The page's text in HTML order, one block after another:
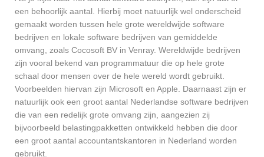
een behoorlijk aantal. Hierbij moet natuurlijk wel onderscheid
gemaakt worden tussen hele grote wereldwijde software
bedrijven en lokale software bedrijven van gemiddelde
omvang, zoals Cocosoft BV in Venray. Wereldwijde bedrijven
zijn vooral bekend van programmatuur die op hele grote
schaal door mensen over de hele wereld wordt gebruikt.
Voorbeelden hiervan zijn Microsoft en Apple. Daarnaast zijn er
natuurlijk ook een groot aantal Nederlandse software bedrijven
die van een redelijk grote omvang zijn, aangezien zij
bijvoorbeeld belastingpakketten ontwikkeld hebben die door
een groot aantal accountantskantoren in Nederland worden
gebruikt.